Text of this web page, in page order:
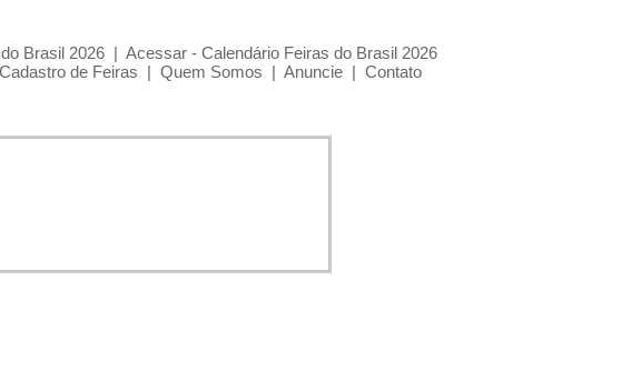
Brasil 2026 | Acessar - Calendário Feiras do Brasil 2026
Cadastro de Feiras | Quem Somos | Anuncie | Contato